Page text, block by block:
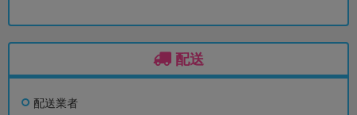
配送
配送業者